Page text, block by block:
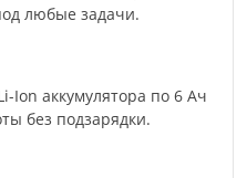
любые задачи.
Ion аккумулятора по 6 Ач
без подзарядки.